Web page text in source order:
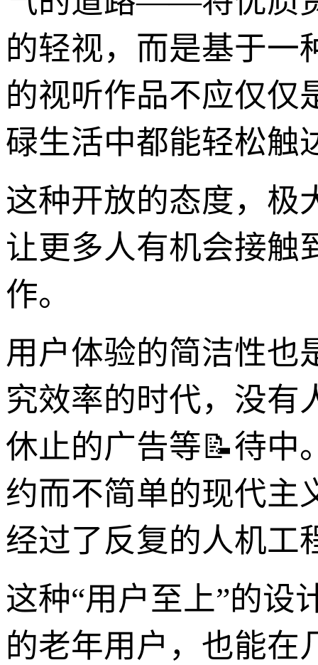
的轻视，而是基于一
的视听作品不应仅仅
碌生活中都能轻松触
这种开放的态度，极
让更多人有机会接触
作。
用户体验的简洁性也
究效率的时代，没有
休止的广告等📝待中
约而不简单的现代主
经过了反复的人机工
这种“用户至上”的设
的老年用户，也能在